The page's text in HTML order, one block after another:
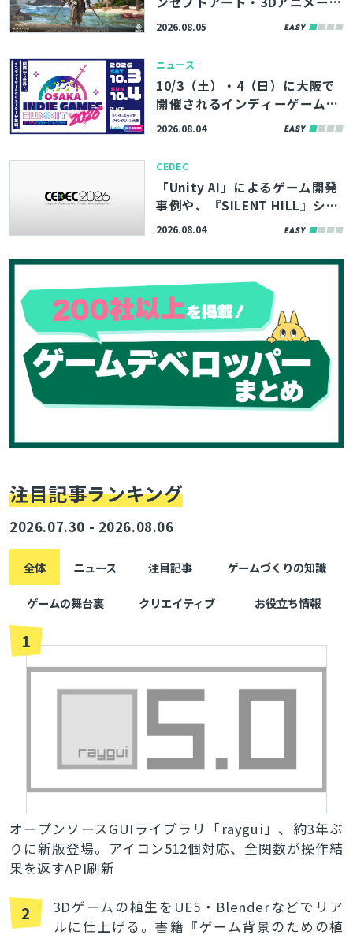
ョンなど500点以上、ArtStati
2026.08.05
ニュース
10/3（土）・4（日）に大阪で
開催されるインディーゲームイ
ベント「OSAKA INDIE GAMES
2026.08.04
CEDEC
「Unity AI」によるゲーム開発
事例や、『SILENT HILL』シリ
ーズを取り上げた講演も。「CE
が公開
2026.08.04
注目記事ランキング
2026.07.30 - 2026.08.06
全体 ニュース 注目記事 ゲームづくりの知識
ゲームの舞台裏 クリエイティブ お役立ち情報
1
オープンソースGUIライブラリ「raygui」、約3年ぶ
りに新版登場。アイコン512個対応、全関数が操作結
果を返すAPI刷新
2
3Dゲームの植生をUE5・Blenderなどでリア
ルに仕上げる。書籍『ゲーム背景のための植
とじる
検索